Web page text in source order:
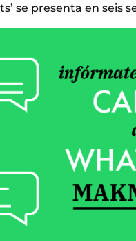
se presenta en seis